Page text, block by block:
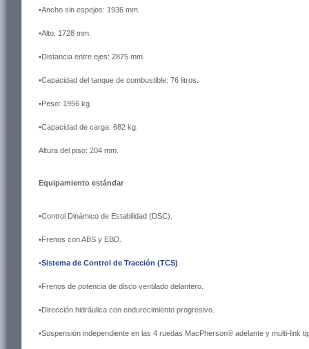
•Ancho sin espejos: 1936 mm.
•Alto: 1728 mm.
•Distancia entre ejes: 2875 mm.
•Capacidad del tanque de combustible: 76 litros.
•Peso: 1956 kg.
•Capacidad de carga: 682 kg.
Altura del piso: 204 mm.
Equipamiento estándar
•Control Dinámico de Estabilidad (DSC).
•Frenos con ABS y EBD.
•Sistema de Control de Tracción (TCS)
•Frenos de potencia de disco ventilado delantero.
•Dirección hidráulica con endurecimiento progresivo.
•Suspensión independiente en las 4 ruedas MacPherson® adelante y multi-link